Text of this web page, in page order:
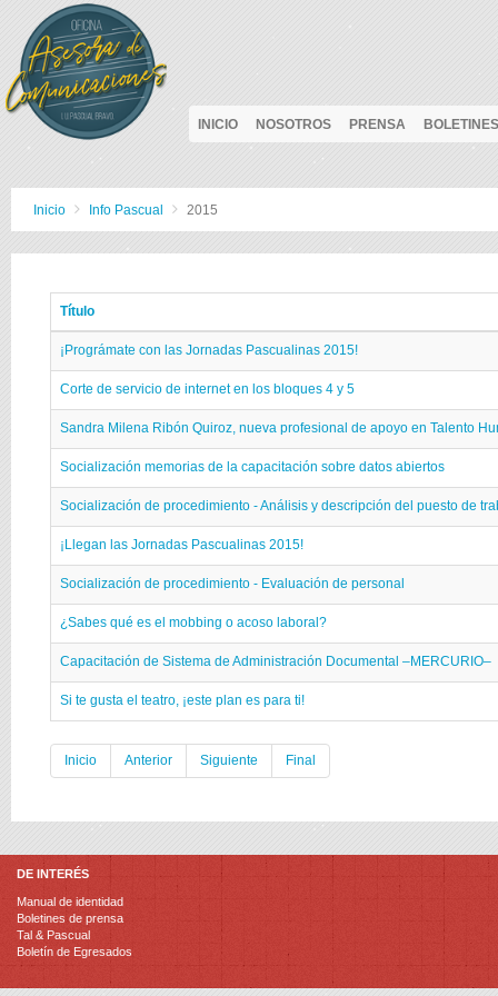
INICIO NOSOTROS PRENSA BOLETINES
Inicio Info Pascual 2015
Título
¡Prográmate con las Jornadas Pascualinas 2015!
Corte de servicio de internet en los bloques 4 y 5
Sandra Milena Ribón Quiroz, nueva profesional de apoyo en Talento
Socialización memorias de la capacitación sobre datos abiertos
Socialización de procedimiento - Análisis y descripción del puesto de
¡Llegan las Jornadas Pascualinas 2015!
Socialización de procedimiento - Evaluación de personal
¿Sabes qué es el mobbing o acoso laboral?
Capacitación de Sistema de Administración Documental –MERCURIO–
Si te gusta el teatro, ¡este plan es para ti!
Inicio Anterior Siguiente Final
DE INTERÉS
Manual de identidad
Boletines de prensa
Tal & Pascual
Boletín de Egresados